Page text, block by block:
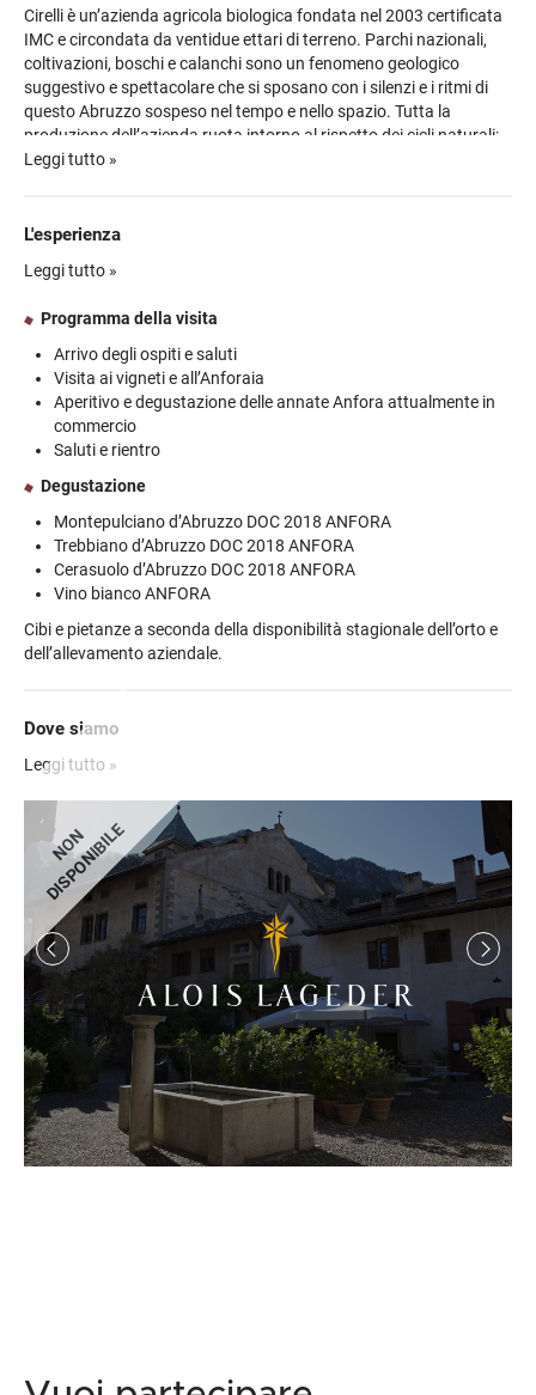
Cirelli è un’azienda agricola biologica fondata nel 2003 certificata
IMC e circondata da ventidue ettari di terreno. Parchi nazionali,
coltivazioni, boschi e calanchi sono un fenomeno geologico
suggestivo e spettacolare che si sposano con i silenzi e i ritmi di
questo Abruzzo sospeso nel tempo e nello spazio. Tutta la
produzione dell’azienda ruota intorno al rispetto dei cicli naturali:
dagli uliveti ai vigneti, passando per le coltivazioni ortofrutticole e
libertà costituiscono alcune tappe fondamentali nel processo di
qualità eccezionale. Le nostre anfore sono un mezzo e non un fine
tutto prodotti di cultura, frutto di un profondo attaccamento al
territorio. È per questo che è stato scelto di farle realizzare a mano
da un artigiano di Impruneta, la patria della lavorazione della
terracotta in Italia. Ogni anfora ha una capacità di circa 800 litri
ed è dotata di un chiusino in acciaio inox per limitare il contatto
con l’ossigeno. Le nostre anfore, oggi come un tempo, sono le
Leggi tutto »
L'esperienza
Avrete l’occasione di visitare l’azienda agricola e i vigneti per poi
si concluderà con la degustazione di quattro calici di Anfora
accompagnati da prodotti stagionali preparati con attenzione e
amore.
Leggi tutto »
Programma della visita
Arrivo degli ospiti e saluti
Visita ai vigneti e all’Anforaia
Aperitivo e degustazione delle annate Anfora attualmente in
commercio
Saluti e rientro
Degustazione
Montepulciano d’Abruzzo DOC 2018 ANFORA
Trebbiano d’Abruzzo DOC 2018 ANFORA
Cerasuolo d’Abruzzo DOC 2018 ANFORA
Vino bianco ANFORA
Cibi e pietanze a seconda della disponibilità stagionale dell’orto e
dell’allevamento aziendale.
Dove siamo
Indicazioni per raggiungere la location:
Leggi tutto »
NON
DISPONIBILE